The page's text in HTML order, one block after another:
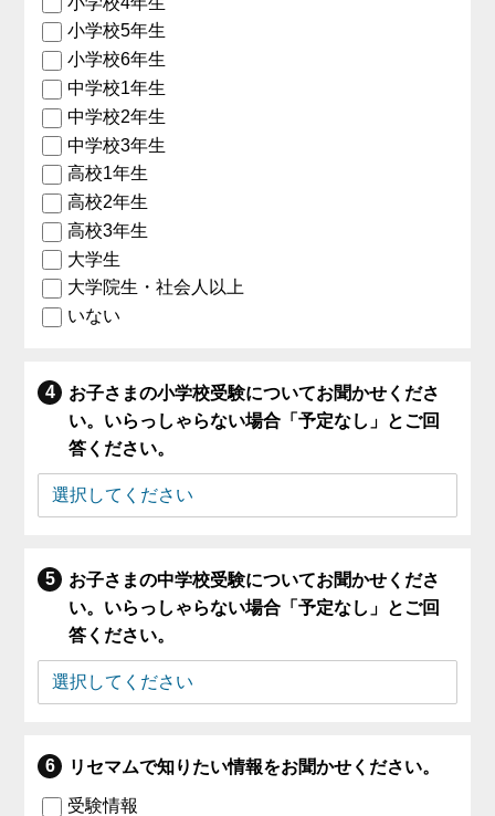
小学校5年生
小学校6年生
中学校1年生
中学校2年生
中学校3年生
高校1年生
高校2年生
高校3年生
大学生
大学院生・社会人以上
いない
お子さまの小学校受験についてお聞かせくださ
い。いらっしゃらない場合「予定なし」とご回
答ください。
お子さまの中学校受験についてお聞かせくださ
い。いらっしゃらない場合「予定なし」とご回
答ください。
リセマムで知りたい情報をお聞かせください。
受験情報